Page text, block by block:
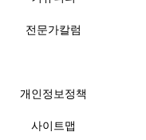
전문가칼럼
개인정보정책
사이트맵